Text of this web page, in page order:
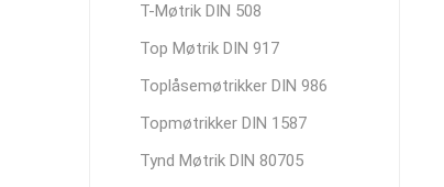
T-Møtrik DIN 508
Top Møtrik DIN 917
Toplåsemøtrikker DIN 986
Topmøtrikker DIN 1587
Tynd Møtrik DIN 80705